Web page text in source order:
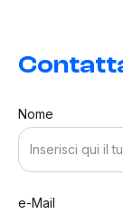
Nome
e-Mail